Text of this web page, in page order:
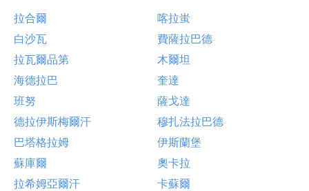
拉合爾
喀拉蚩
白沙瓦
費薩拉巴德
拉瓦爾品第
木爾坦
海德拉巴
奎達
班努
薩戈達
德拉伊斯梅爾汗
穆扎法拉巴德
巴塔格拉姆
伊斯蘭堡
蘇庫爾
奧卡拉
拉希姆亞爾汗
卡蘇爾